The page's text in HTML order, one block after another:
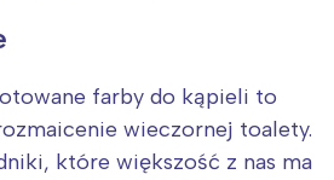
farby do kąpieli to
wieczornej toalety.
które większość z nas ma